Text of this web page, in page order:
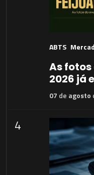
ABTS
As fotos
2026 já
07 de agosto
4